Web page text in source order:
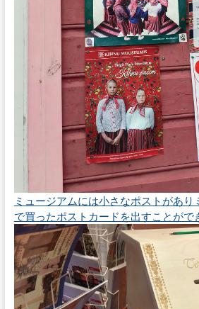
ミュージアムには小さなポストがあ
で買ったポストカードを出すことがで